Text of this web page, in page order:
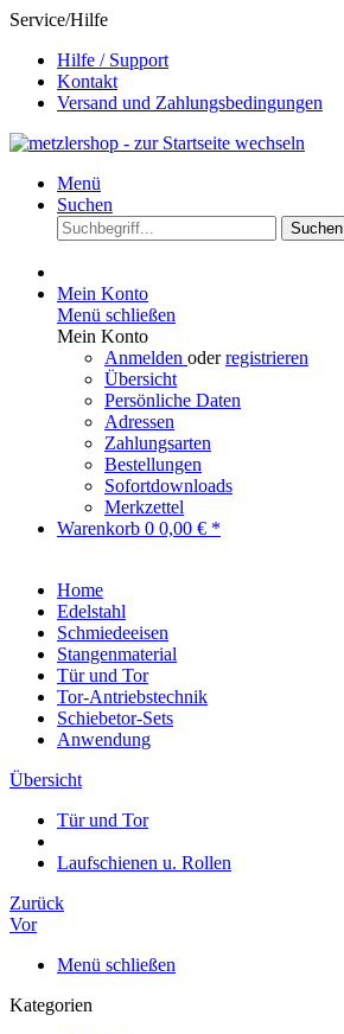
Service/Hilfe
Hilfe / Support
Kontakt
Versand und Zahlungsbedingungen
Menü
Suchen
Suchen
Mein Konto
Menü schließen
Mein Konto
Anmelden oderregistrieren
Übersicht
Persönliche Daten
Adressen
Zahlungsarten
Bestellungen
Sofortdownloads
Merkzettel
Warenkorb 0 0,00 € *
Home
Edelstahl
Schmiedeeisen
Stangenmaterial
Tür und Tor
Tor-Antriebstechnik
Schiebetor-Sets
Anwendung
Übersicht
Tür und Tor
Laufschienen u. Rollen
Zurück
Vor
Menü schließen
Kategorien